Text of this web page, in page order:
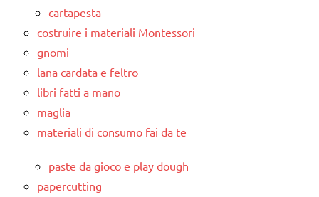
cartapesta
costruire i materiali Montessori
gnomi
lana cardata e feltro
libri fatti a mano
maglia
materiali di consumo fai da te
paste da gioco e play dough
papercutting